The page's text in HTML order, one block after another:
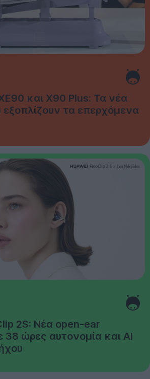
και X90 Plus: Τα νέα
εξοπλίζουν τα επερχόμενα
2S: Νέα open-ear
38 ώρες αυτονομία και AI